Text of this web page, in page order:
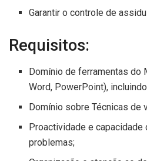
Garantir o controle de
Requisitos:
Domínio de ferramentas do
Word, PowerPoint),
Domínio sobre Técnicas de
Proactividade e capacidade
problemas;